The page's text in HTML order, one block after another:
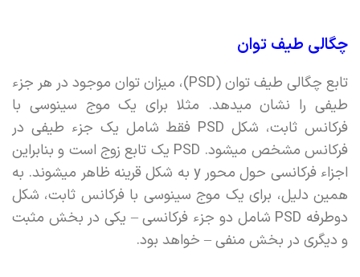
چگالی طیف توان
تابع چگالی طیف توان (PSD)، میزان توان موجود در هر جزء
طیفی را نشان میدهد. مثلا برای یک موج سینوسی با
فرکانس ثابت، شکل PSD فقط شامل یک جزء طیفی در
فرکانس مشخص میشود. PSD یک تابع زوج است و بنابراین
اجزاء فرکانسی حول محور y به شکل قرینه ظاهر میشوند. به
همین دلیل، برای یک موج سینوسی با فرکانس ثابت، شکل
دوطرفه PSD شامل دو جزء فرکانسی – یکی در بخش مثبت
و دیگری در بخش منفی – خواهد بود.